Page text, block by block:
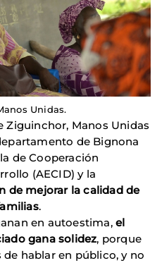
Unidas.
Ziguinchor, Manos Unidas
de Bignona
de Cooperación
(AECID) y la
de mejorar la calidad de
.
en autoestima, el
gana solidez, porque
hablar en público, y no